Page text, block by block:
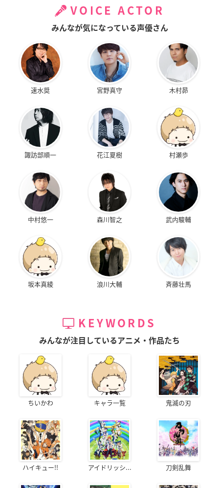
VOICE ACTOR
みんなが気になっている声優さん
速水奨 宮野真守 木村昴
諏訪部順一 花江夏樹 村瀬歩
中村悠一 森川智之 武内駿輔
坂本真綾 浪川大輔 斉藤壮馬
KEYWORDS
みんなが注目しているアニメ・作品たち
ちいかわ キャラ一覧 鬼滅の刃
ハイキュー!! アイドリッシ... 刀剣乱舞